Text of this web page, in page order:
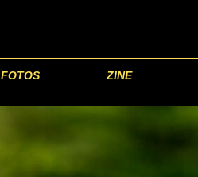
FOTOS ZINE